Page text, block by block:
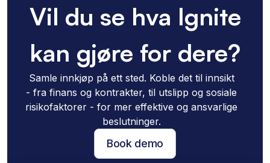
Vil du se hva Ignite
kan gjøre for dere?
Samle innkjøp på ett sted. Koble det til innsikt
- fra finans og kontrakter, til utslipp og sosiale
risikofaktorer - for mer effektive og ansvarlige
beslutninger.
Book demo